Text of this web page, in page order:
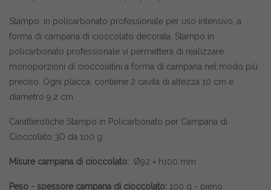
Stampo, in policarbonato professionale per uso intensivo, a
forma di campana di cioccolato decorata. Stampo in
policarbonato professionale vi permetterà di realizzare
monoporzioni di cioccolatini a forma di campana nel modo più
preciso. Ogni placca, contiene 2 cavità di altezza 10 cm e
diametro 9,2 cm.
Caratteristiche Stampo in Policarbonato per Campana di
Cioccolato 3D da 100 g:
Misure campana di cioccolato: Ø92 × h100 mm
Peso - spessore campana di cioccolato: 100 g - pieno